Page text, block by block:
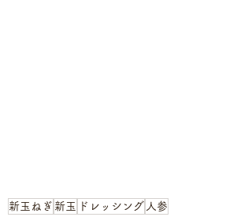
新玉ねぎ 新玉 ドレッシング 人参